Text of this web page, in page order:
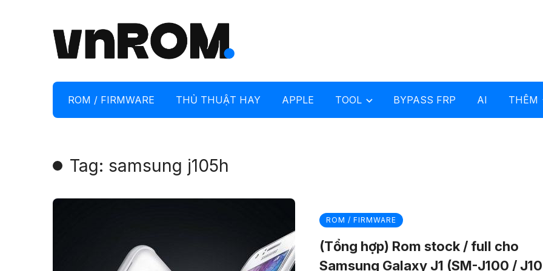
ROM / FIRMWARE THỦ THUẬT HAY APPLE TOOL BYPASS FRP AI THÊM
Tag: samsung j105h
ROM / FIRMWARE
(Tổng hợp) Rom stock / full cho
Samsung Galaxy J1 (SM-J100 /